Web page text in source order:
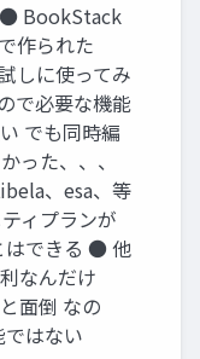
BookStack
作られた
しに使ってみ
で必要な機能
でも同時編
った、、、
、esa、等
ィプランが
はできる ● 他
なんだけ
面倒 なの
はない